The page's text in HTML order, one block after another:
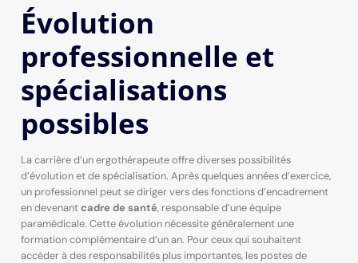
Évolution
professionnelle et
spécialisations
possibles
La carrière d’un ergothérapeute offre diverses possibilités
d’évolution et de spécialisation. Après quelques années d’exercice,
un professionnel peut se diriger vers des fonctions d’encadrement
en devenantcadre de santé, responsable d’une équipe
paramédicale. Cette évolution nécessite généralement une
formation complémentaire d’un an. Pour ceux qui souhaitent
accéder à des responsabilités plus importantes, les postes de